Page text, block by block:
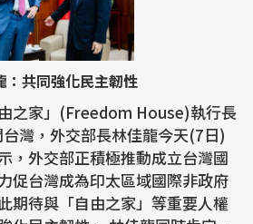
：共同強化民主韌性
之家」(Freedom House)執行長
灣，外交部長林佳龍今天(7日)
，外交部正積極推動成立台灣國
促台灣成為印太區域國際非政府
期待與「自由之家」等重要人權